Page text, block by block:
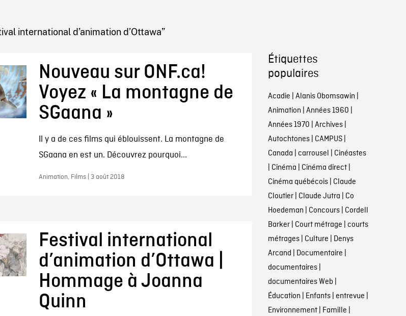
ONF
international d’animation d’Ottawa”
Nouveau sur ONF.ca!
Voyez « La montagne de
SGaana »
Il y a de ces films qui éblouissent. La montagne de
SGaana en est un. Découvrez pourquoi...
Animation, Films | 3 août 2018
Festival international
d’animation d’Ottawa |
Hommage à Joanna
Quinn
Étiquettes
populaires
Acadie | Alanis Obomsawin |
Animation | Années 1960 |
Années 1970 | Archives|
Autochtones| CAMPUS|
Canada | carrousel | Cinéastes
| Cinéma | Cinéma direct|
Cinéma québécois| Claude
Cloutier| Claude Jutra | Co
Hoedeman | Concours| Cordell
Barker| Court métrage | courts
métrages| Culture | Denys
Arcand | Documentaire |
documentaires|
documentaires Web |
Éducation | Enfants| entrevue |
Environnement| Famille |